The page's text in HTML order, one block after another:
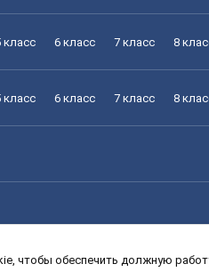
класс 6 класс 7 класс 8
класс 6 класс 7 класс 8
класс 6 класс 7 класс 8
чтобы обеспечить должную